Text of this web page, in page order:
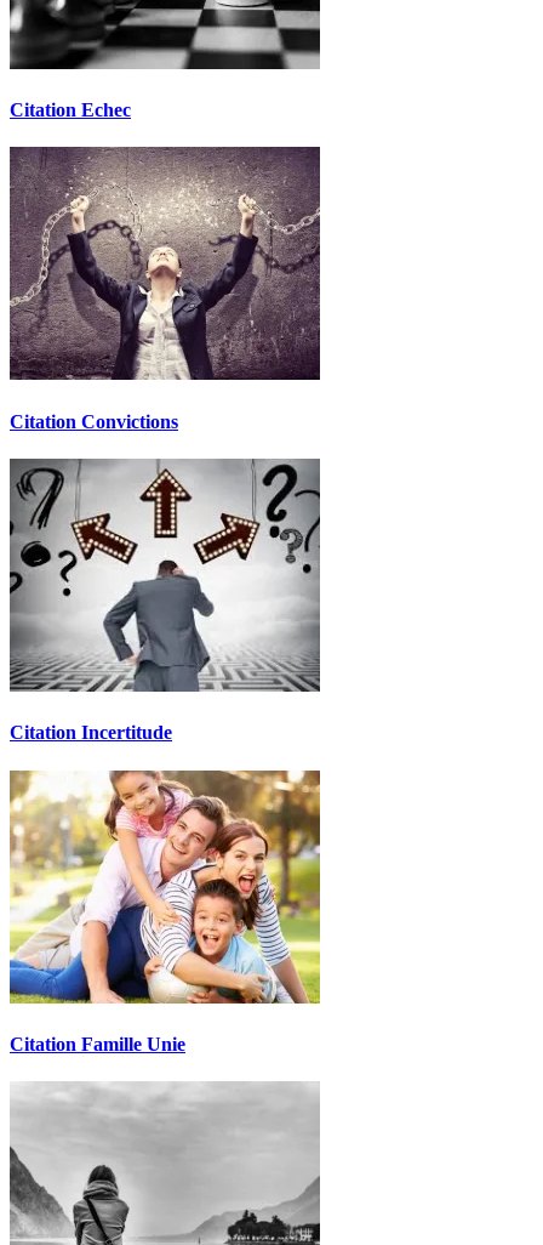
Citation Echec
Citation Convictions
Citation Incertitude
Citation Famille Unie